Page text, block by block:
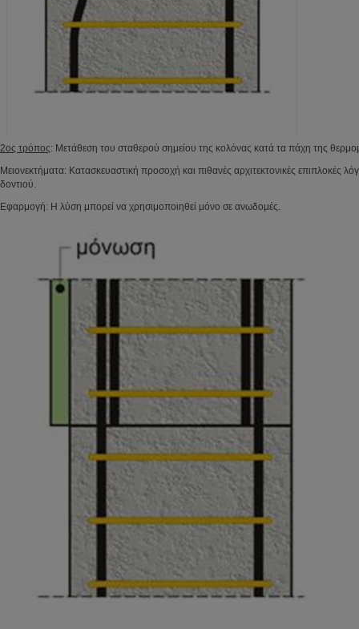
2ος τρόπος: Μετάθεση του σταθερού σημείου της κολόνας κατά τα πάχη της
Μειονεκτήματα: Κατασκευαστική προσοχή και πιθανές αρχιτεκτονικές επιπλοκές
δοντιού.
Εφαρμογή: Η λύση μπορεί να χρησιμοποιηθεί μόνο σε ανωδομές.